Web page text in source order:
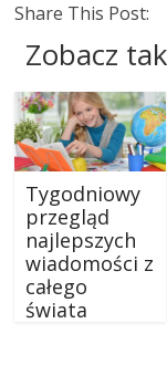
Share This Post:
Zobacz
Tygodniowy
przegląd
najlepszych
wiadomości z
całego
świata